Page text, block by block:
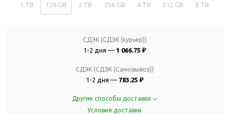
1 TB 128 GB 2 TB 256 GB 4 TB 512 GB 8 TB
СДЭК (СДЭК (курьер))
1-2 дня — 1 066.75 ₽
СДЭК (СДЭК (Самовывоз))
1-2 дня — 783.25 ₽
Другие способы доставки
Условия доставки